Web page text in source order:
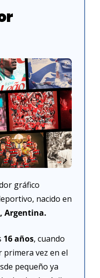
gráfico
nacido en
Argentina.
16 años, cuando
vez en el
pequeño ya